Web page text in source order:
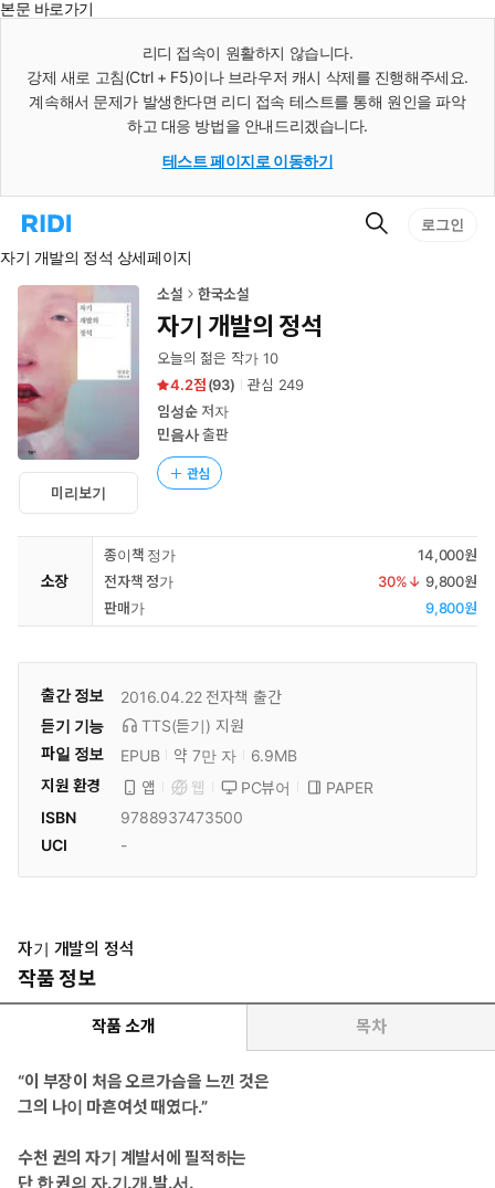
본문 바로가기
리디 접속이 원활하지 않습니다.
강제 새로 고침(Ctrl + F5)이나 브라우저 캐시 삭제를 진행해주세요.
계속해서 문제가 발생한다면 리디 접속 테스트를 통해 원인을 파악
하고 대응 방법을 안내드리겠습니다.
테스트 페이지로 이동하기
리
홈
로
동
검
로그인
자기 개발의 정석 상세페이지
미리보기
소설 한국소설
자기 개발의 정석
오늘의 젊은 작가 10
4.2
(93) 관심 249
임성순저자
민음사출판
관심
소장
종이책 정가
14,000원
전자책 정가
30%↓ 9,800원
판매가
9,800원
출간 정보 2016.04.22 전자책 출간
듣기 기능
TTS(듣기) 지원
파일 정보
EPUB 약 7만 자
6.9MB
지원 환경
앱 웹 PC뷰어
PAPER
ISBN
9788937473500
UCI
-
자기 개발의 정석
작품 정보
작품 소개 목차
“이 부장이 처음 오르가슴을 느낀 것은
그의 나이 마흔여섯 때였다.”
수천 권의 자기 계발서에 필적하는
단 한 권의 자.기.개.발.서.